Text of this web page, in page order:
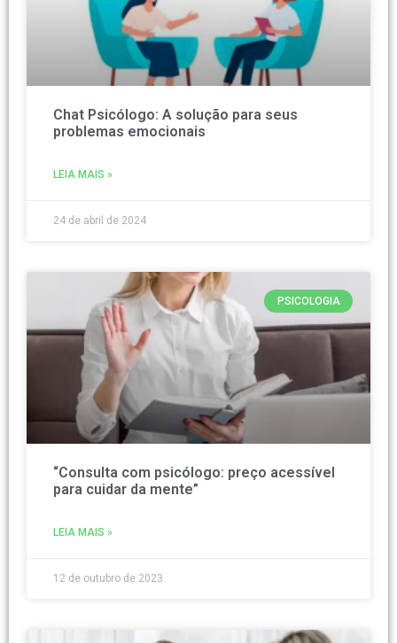
Chat Psicólogo: A solução para seus
problemas emocionais
LEIA MAIS »
24 de abril de 2024
PSICOLOGIA
“Consulta com psicólogo: preço acessível
para cuidar da mente”
LEIA MAIS »
12 de outubro de 2023